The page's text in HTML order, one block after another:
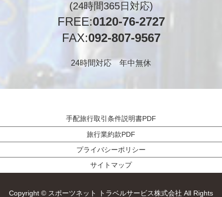
(24時間365日対応)
FREE:0120-76-2727
FAX:092-807-9567
24時間対応 年中無休
手配旅行取引条件説明書PDF
旅行業約款PDF
プライバシーポリシー
サイトマップ
Copyright © スポーツネット トラベルサービス株式会社 All Rights